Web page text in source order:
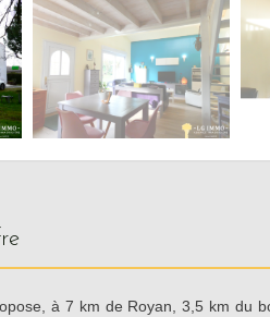
à 7 km de Royan, 3,5 km du